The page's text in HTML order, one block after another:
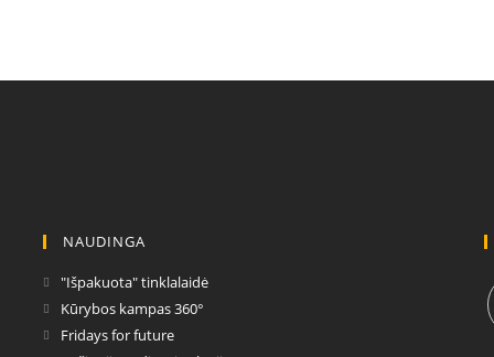
NAUDINGA
"Išpakuota" tinklalaidėOpens
Kūrybos kampas 360°Opens
Fridays for futureOpens